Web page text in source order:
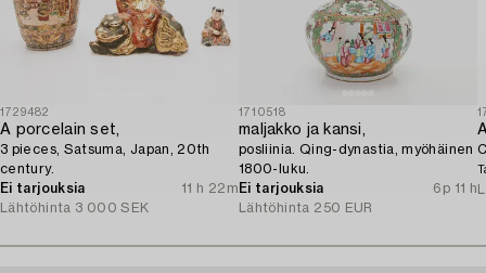
1729482
A porcelain set,
3 pieces, Satsuma, Japan, 20th
century.
Ei tarjouksia
11 h 22m
Lähtöhinta 3 000 SEK
1710518
maljakko ja kansi,
posliinia. Qing-dynastia, myöhäinen
1800-luku.
Ei tarjouksia
6p 11 h
Lähtöhinta 250 EUR